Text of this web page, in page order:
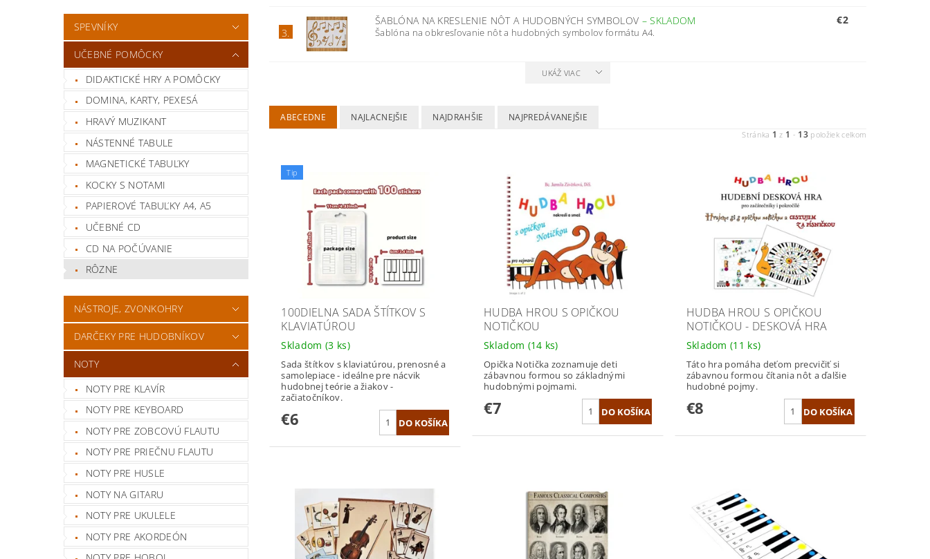
SPEVNÍKY
UČEBNÉ POMÔCKY
DIDAKTICKÉ HRY A POMÔCKY
DOMINA, KARTY, PEXESÁ
HRAVÝ MUZIKANT
NÁSTENNÉ TABULE
MAGNETICKÉ TABUĽKY
KOCKY S NOTAMI
PAPIEROVÉ TABUĽKY A4, A5
UČEBNÉ CD
CD NA POČÚVANIE
RÔZNE
NÁSTROJE, ZVONKOHRY
DARČEKY PRE HUDOBNÍKOV
NOTY
NOTY PRE KLAVÍR
NOTY PRE KEYBOARD
NOTY PRE ZOBCOVÚ FLAUTU
NOTY PRE PRIEČNU FLAUTU
NOTY PRE HUSLE
NOTY NA GITARU
NOTY PRE UKULELE
NOTY PRE AKORDEÓN
3.
ŠABLÓNA NA KRESLENIE NÔT A HUDOBNÝCH SYMBOLOV –SKLADOM
Šablóna na obkresľovanie nôt a hudobných symbolov formátu A4.
€2
UKÁŽ VIAC
ABECEDNE NAJLACNEJŠIE NAJDRAHŠIE NAJPREDÁVANEJŠIE
Stránka 1 z 1 - 13 položiek celkom
Tip
100DIELNA SADA ŠTÍTKOV S
KLAVIATÚROU
Skladom (3 ks)
Sada štítkov s klaviatúrou, prenosné a
samolepiace - ideálne pre nácvik
hudobnej teórie a žiakov -
začiatočníkov.
€6
HUDBA HROU S OPIČKOU
NOTIČKOU
Skladom (14 ks)
Opička Notička zoznamuje deti
zábavnou formou so základnými
hudobnými pojmami.
€7
HUDBA HROU S OPIČKOU
NOTIČKOU - DESKOVÁ HRA
Skladom(11 ks)
Táto hra pomáha deťom precvičiť si
zábavnou formou čítania nôt a ďalšie
hudobné pojmy.
€8